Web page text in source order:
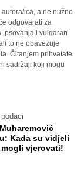
ica, a ne nužno
odgovarati za
psovanja i vulgaran
to ne obavezuje
Čitanjem prihvatate
sadržaji koji mogu
Kada su vidjeli
vjerovati!